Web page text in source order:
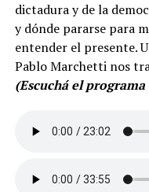
dictadura y de la
y dónde pararse para
entender el presente.
Pablo Marchetti nos
(Escuchá el